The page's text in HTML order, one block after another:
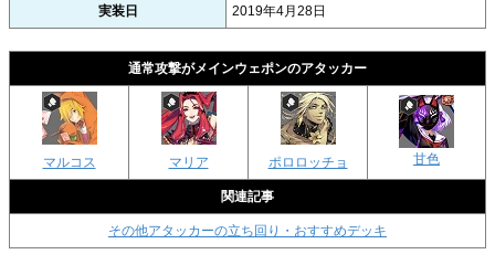
実装日 2019年4月28日
通常攻撃がメインウェポンのアタッカー
マルコス マリア ポロロッチョ 甘色
関連記事
その他アタッカーの立ち回り・おすすめデッキ